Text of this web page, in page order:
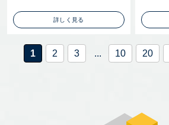
詳しく見る
1 2 3 ... 10 20